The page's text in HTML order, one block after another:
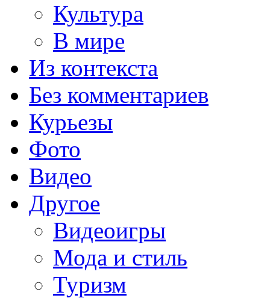
Культура
В мире
Из контекста
Без комментариев
Курьезы
Фото
Видео
Другое
Видеоигры
Мода и стиль
Туризм